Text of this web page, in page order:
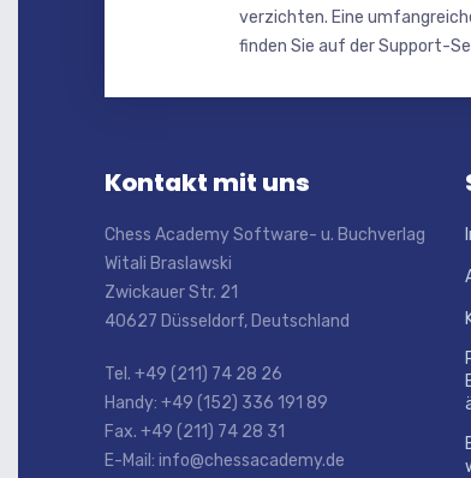
verzichten. Eine
finden Sie auf der Support-
Kontakt mit uns
Chess Academy Software- u. Buchverlag
Witali Braslawski
Zwickauer Str. 21
40627 Düsseldorf, Deutschland
Tel. +49 (211) 74 28 26
Handy: +49 (152) 336 191 89
Fax. +49 (211) 74 28 31
E-Mail: info@chessacademy.de